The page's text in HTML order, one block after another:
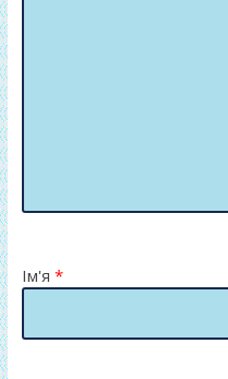
Ім'я *